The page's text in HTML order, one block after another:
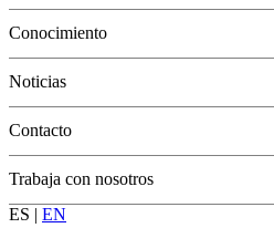
Adultos
Grandes
Conservación
Conocimiento
Noticias
Contacto
Trabaja con nosotros
ES | EN